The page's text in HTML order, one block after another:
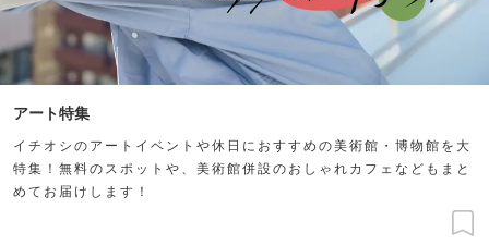
アート特集
イチオシのアートイベントや休日におすすめの美術館・博物館を大
特集！無料のスポットや、美術館併設のおしゃれカフェなどもまと
めてお届けします！